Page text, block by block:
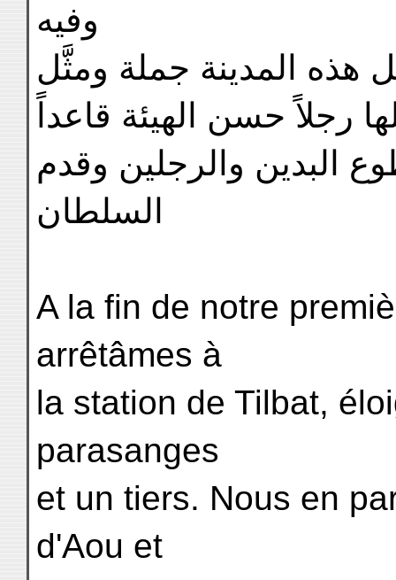
وفيه
هذه المدينة جملة ومثَّل
رجلاً حسن الهيئة قاعداً
البدين والرجلين وقدم
السلطان
A la fin de notre
arrêtâmes à
la station de Tilbat,
parasanges
et un tiers. Nous en
d'Aou et